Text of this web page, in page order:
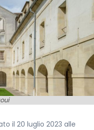
il 20 luglio 2023 alle